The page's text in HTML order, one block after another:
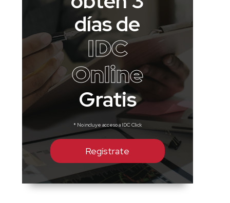
días de
IDC
Online
Gratis
* No incluye acceso a IDC Click
Regístrate